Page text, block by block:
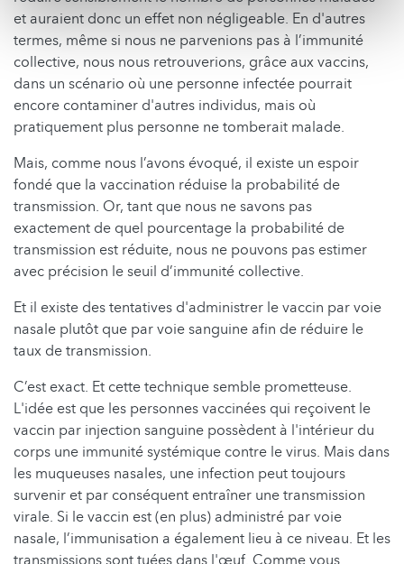
et auraient donc un effet non négligeable. En d'autres
termes, même si nous ne parvenions pas à l’immunité
collective, nous nous retrouverions, grâce aux vaccins,
dans un scénario où une personne infectée pourrait
encore contaminer d'autres individus, mais où
pratiquement plus personne ne tomberait malade.
Mais, comme nous l’avons évoqué, il existe un espoir
fondé que la vaccination réduise la probabilité de
transmission. Or, tant que nous ne savons pas
exactement de quel pourcentage la probabilité de
transmission est réduite, nous ne pouvons pas estimer
avec précision le seuil d’immunité collective.
Et il existe des tentatives d'administrer le vaccin par voie
nasale plutôt que par voie sanguine afin de réduire le
taux de transmission.
C’est exact. Et cette technique semble prometteuse.
L'idée est que les personnes vaccinées qui reçoivent le
vaccin par injection sanguine possèdent à l'intérieur du
corps une immunité systémique contre le virus. Mais dans
les muqueuses nasales, une infection peut toujours
survenir et par conséquent entraîner une transmission
virale. Si le vaccin est (en plus) administré par voie
nasale, l’immunisation a également lieu à ce niveau. Et les